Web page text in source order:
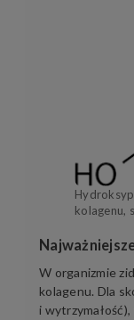
kolagenu,
W organizmie
kolagenu. Dla
i wytrzymałość),